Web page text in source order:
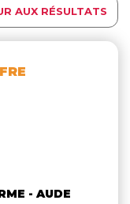
AUX RÉSULTATS
- AUDE